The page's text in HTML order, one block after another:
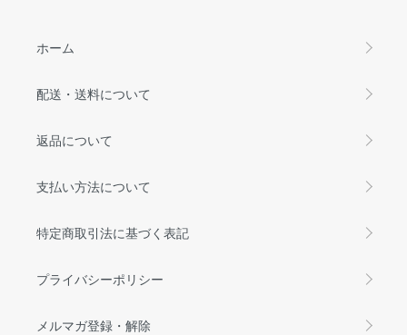
ホーム
配送・送料について
返品について
支払い方法について
特定商取引法に基づく表記
プライバシーポリシー
メルマガ登録・解除